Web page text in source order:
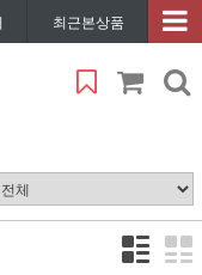
최근본상품